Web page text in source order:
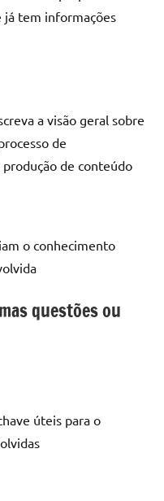
já tem informações
a visão geral sobre
de
de conteúdo
o conhecimento
questões ou
úteis para o